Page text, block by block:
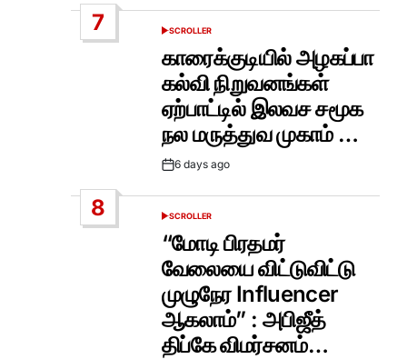
7
POSTED
SCROLLER
காரைக்குடியில் அழகப்பா
கல்வி நிறுவனங்கள்
ஏற்பாட்டில் இலவச சமூக
நல மருத்துவ முகாம் …
Post6 days ago
8
POSTED
SCROLLER
“மோடி பிரதமர்
வேலையை விட்டுவிட்டு
முழுநேர Influencer
ஆகலாம்” : அபிஜீத்
திப்கே விமர்சனம்…